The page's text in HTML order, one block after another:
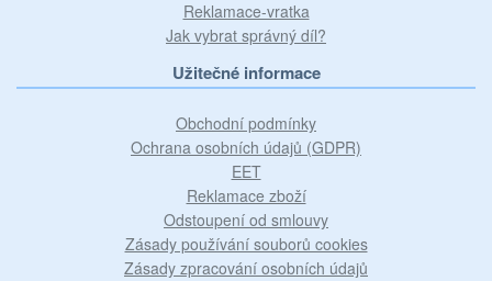
Reklamace-vratka
Jak vybrat správný díl?
Užitečné informace
Obchodní podmínky
Ochrana osobních údajů (GDPR)
EET
Reklamace zboží
Odstoupení od smlouvy
Zásady používání souborů cookies
Zásady zpracování osobních údajů